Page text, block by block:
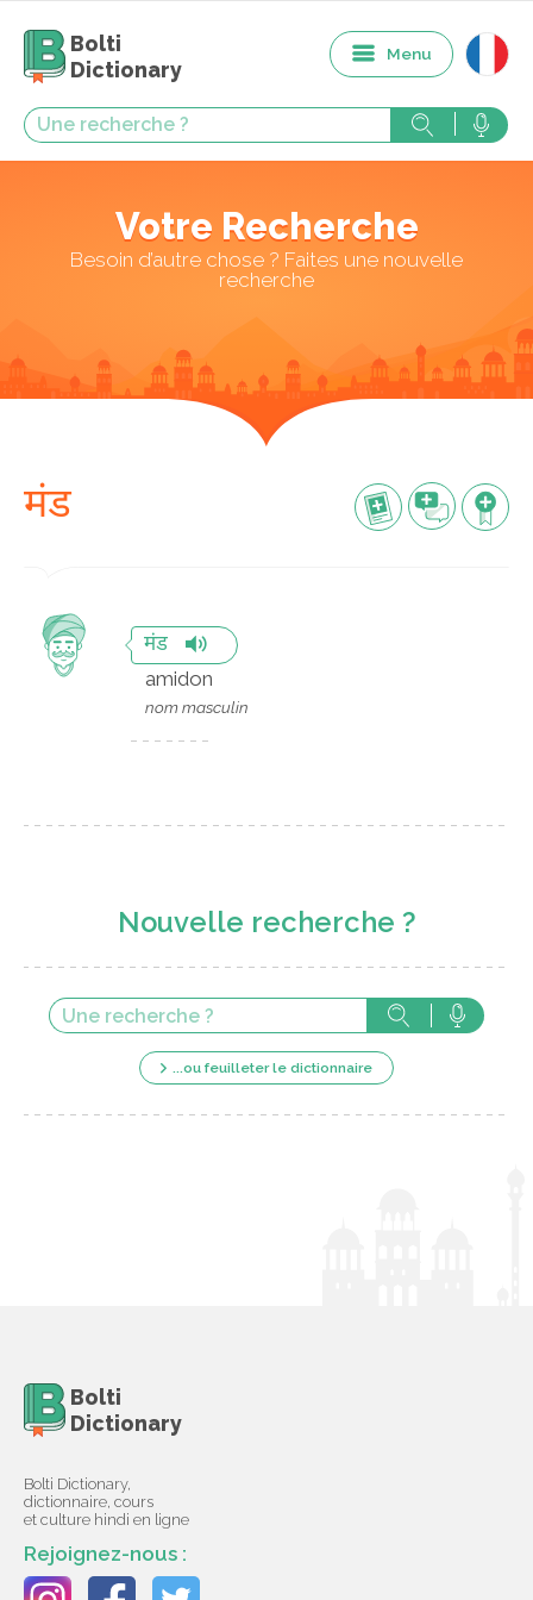
Bolti
Dictionary
Menu
Votre Recherche
Besoin d’autre chose ? Faites une nouvelle
recherche
मंड
मंड
amidon
nom masculin
Nouvelle recherche ?
...ou feuilleter le dictionnaire
Bolti
Dictionary
Bolti Dictionary,
dictionnaire, cours
et culture hindi en ligne
Rejoignez-nous :